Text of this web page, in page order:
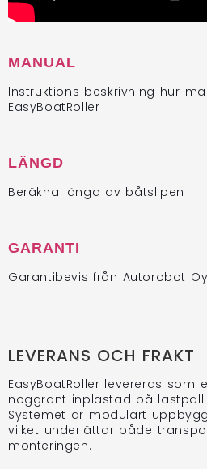
MANUAL
Instruktions beskrivning hur
EasyBoatRoller
LÄNGD
Beräkna längd av båtslipen
GARANTI
Garantibevis från Autorobot
LEVERANS OCH FRAKT
EasyBoatRoller levereras som
noggrant inplastad på
Systemet är modulärt
vilket underlättar både
monteringen.